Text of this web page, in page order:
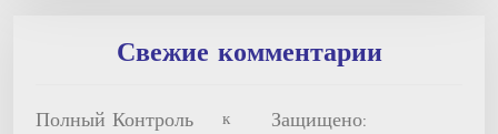
Свежие комментарии
Полный Контроль
к
Защищено: